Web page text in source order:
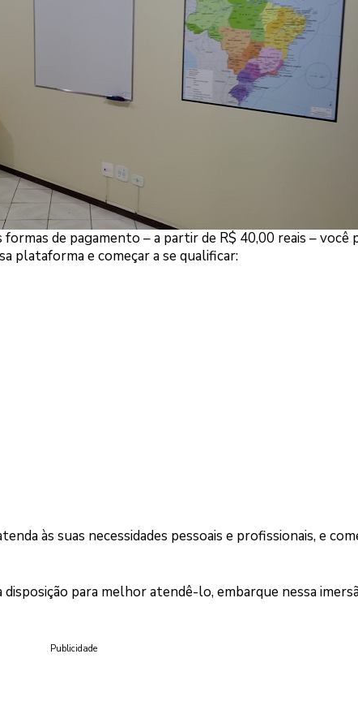
de pagamento – a partir de R$ 40,00 reais – você
plataforma e começar a se qualificar:
às suas necessidades pessoais e profissionais, e
para melhor atendê-lo, embarque nessa
Publicidade